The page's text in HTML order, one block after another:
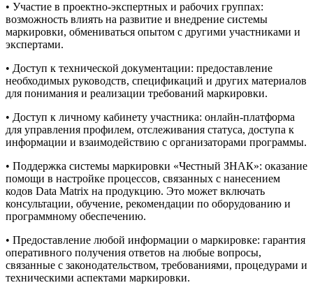
• Участие в проектно-экспертных и рабочих группах:
возможность влиять на развитие и внедрение системы
маркировки, обмениваться опытом с другими участниками и
экспертами.
• Доступ к технической документации: предоставление
необходимых руководств, спецификаций и других материалов
для понимания и реализации требований маркировки.
• Доступ к личному кабинету участника: онлайн-платформа
для управления профилем, отслеживания статуса, доступа к
информации и взаимодействию с организаторами программы.
• Поддержка системы маркировки «Честный ЗНАК»: оказание
помощи в настройке процессов, связанных с нанесением
кодов Data Matrix на продукцию. Это может включать
консультации, обучение, рекомендации по оборудованию и
программному обеспечению.
• Предоставление любой информации о маркировке: гарантия
оперативного получения ответов на любые вопросы,
связанные с законодательством, требованиями, процедурами и
техническими аспектами маркировки.